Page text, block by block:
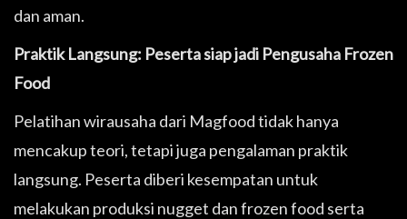
dan aman.
Praktik Langsung: Peserta siap jadi Pengusaha Frozen
Food
Pelatihan wirausaha dari Magfood tidak hanya
mencakup teori, tetapi juga pengalaman praktik
langsung. Peserta diberi kesempatan untuk
melakukan produksi nugget dan frozen food serta